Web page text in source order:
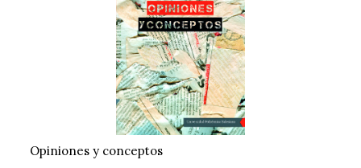
Opiniones y conceptos